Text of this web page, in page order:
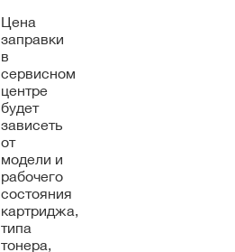
Цена
заправки
в
сервисном
центре
будет
зависеть
от
модели и
рабочего
состояния
картриджа,
типа
тонера,